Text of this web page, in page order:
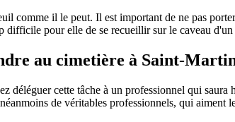
comme il le peut. Il est important de ne pas
pour elle de se recueillir sur le caveau
au cimetière à Saint-
déléguer cette tâche à un professionnel qui
de véritables professionnels, qui